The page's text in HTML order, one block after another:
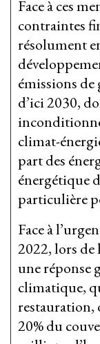
Face à ces
contraintes
résolument
émissions de
d’ici 2030,
climat-
part des
énergétique
particulière
Face à
2022, lors de
une réponse
climatique,
restauration,
20% du